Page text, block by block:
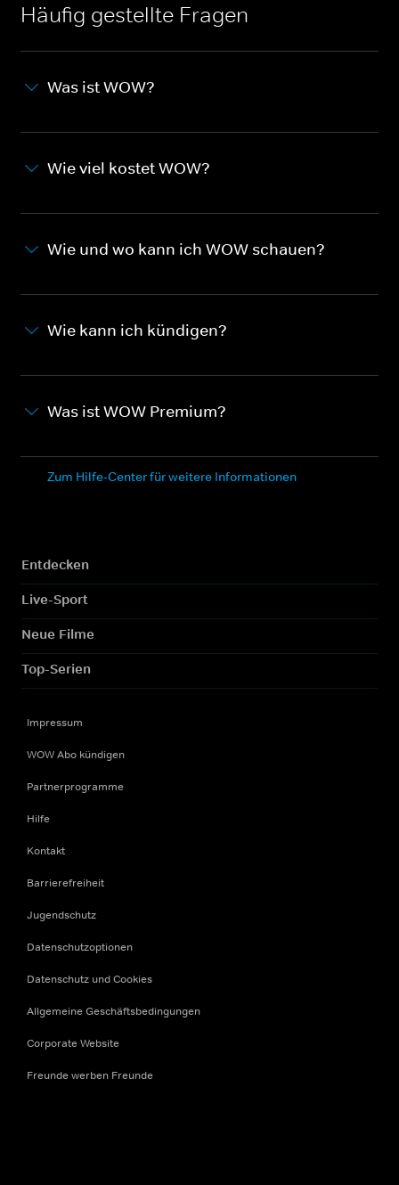
Häufig gestellte Fragen
Was ist WOW?
Wie viel kostet WOW?
Wie und wo kann ich WOW schauen?
Wie kann ich kündigen?
Was ist WOW Premium?
Zum Hilfe-Center für weitere Informationen
Entdecken
Live-Sport
Neue Filme
Top-Serien
Impressum
WOW Abo kündigen
Partnerprogramme
Hilfe
Kontakt
Barrierefreiheit
Jugendschutz
Datenschutzoptionen
Datenschutz und Cookies
Allgemeine Geschäftsbedingungen
Corporate Website
Freunde werben Freunde